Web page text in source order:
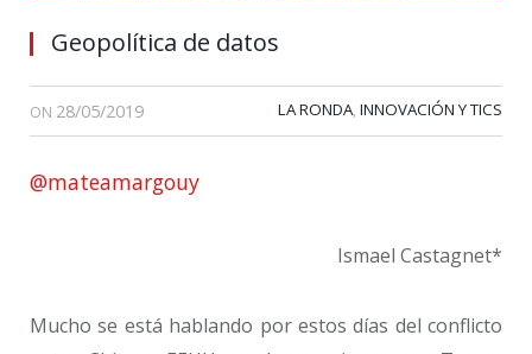
Geopolítica de datos
ON 28/05/2019 LA RONDA, INNOVACIÓN Y TICS
@mateamargouy
Ismael Castagnet*
Mucho se está hablando por estos días del conflicto